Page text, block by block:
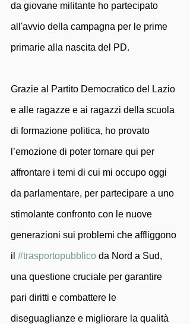
da giovane militante ho partecipato
all'avvio della campagna per le prime
primarie alla nascita del PD.
Grazie al Partito Democratico del Lazio
e alle ragazze e ai ragazzi della scuola
di formazione politica, ho provato
l’emozione di poter tornare qui per
affrontare i temi di cui mi occupo oggi
da parlamentare, per partecipare a uno
stimolante confronto con le nuove
generazioni sui problemi che affliggono
il #trasportopubblico da Nord a Sud,
una questione cruciale per garantire
pari diritti e combattere le
diseguaglianze e migliorare la qualità